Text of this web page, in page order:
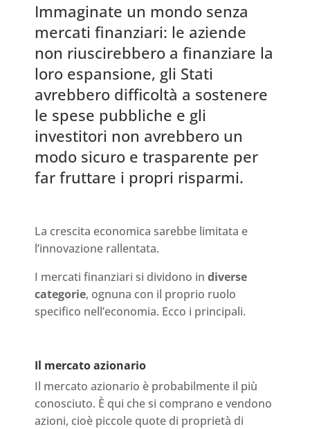
Immaginate un mondo senza
mercati finanziari: le aziende
non riuscirebbero a finanziare la
loro espansione, gli Stati
avrebbero difficoltà a sostenere
le spese pubbliche e gli
investitori non avrebbero un
modo sicuro e trasparente per
far fruttare i propri risparmi.
La crescita economica sarebbe limitata e
l’innovazione rallentata.
I mercati finanziari si dividono in diverse
categorie, ognuna con il proprio ruolo
specifico nell’economia. Ecco i principali.
Il mercato azionario
Il mercato azionario è probabilmente il più
conosciuto. È qui che si comprano e vendono
azioni, cioè piccole quote di proprietà di